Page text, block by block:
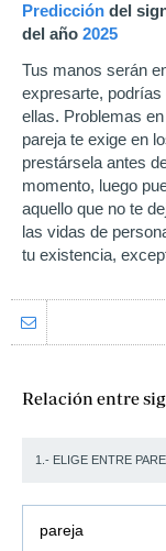
Predicción del
del año 2025
Tus manos serán
expresarte,
ellas. Problemas
pareja te exige en
prestársela antes
momento, luego
aquello que no te
las vidas de
tu existencia,
Relación entre
1.- ELIGE ENTRE
pareja